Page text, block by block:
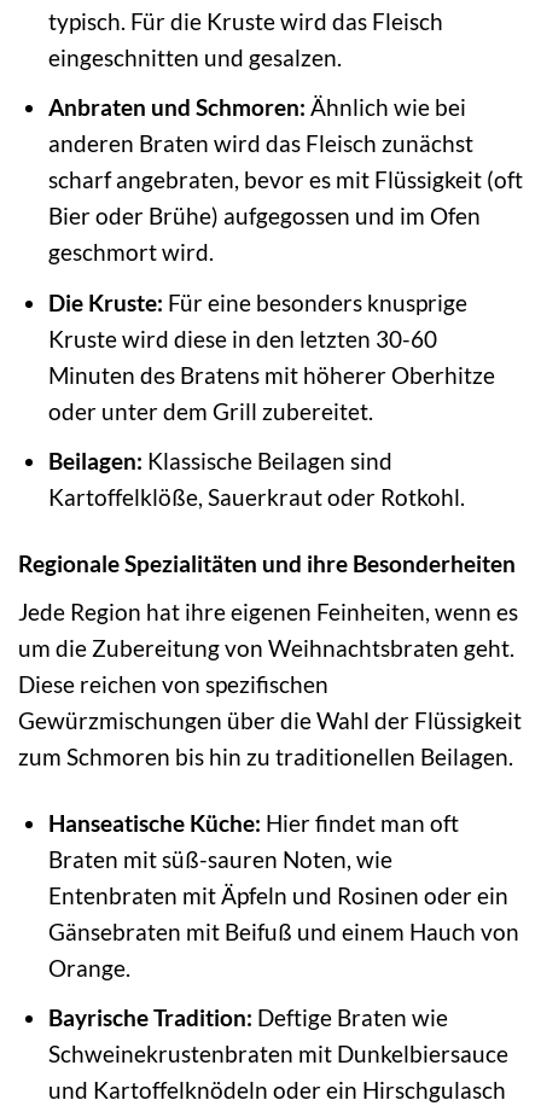
typisch. Für die Kruste wird das Fleisch
eingeschnitten und gesalzen.
Anbraten und Schmoren: Ähnlich wie bei
anderen Braten wird das Fleisch zunächst
scharf angebraten, bevor es mit Flüssigkeit (oft
Bier oder Brühe) aufgegossen und im Ofen
geschmort wird.
Die Kruste: Für eine besonders knusprige
Kruste wird diese in den letzten 30-60
Minuten des Bratens mit höherer Oberhitze
oder unter dem Grill zubereitet.
Beilagen: Klassische Beilagen sind
Kartoffelklöße, Sauerkraut oder Rotkohl.
Regionale Spezialitäten und ihre Besonderheiten
Jede Region hat ihre eigenen Feinheiten, wenn es
um die Zubereitung von Weihnachtsbraten geht.
Diese reichen von spezifischen
Gewürzmischungen über die Wahl der Flüssigkeit
zum Schmoren bis hin zu traditionellen Beilagen.
Hanseatische Küche: Hier findet man oft
Braten mit süß-sauren Noten, wie
Entenbraten mit Äpfeln und Rosinen oder ein
Gänsebraten mit Beifuß und einem Hauch von
Orange.
Bayrische Tradition: Deftige Braten wie
Schweinekrustenbraten mit Dunkelbiersauce
und Kartoffelknödeln oder ein Hirschgulasch